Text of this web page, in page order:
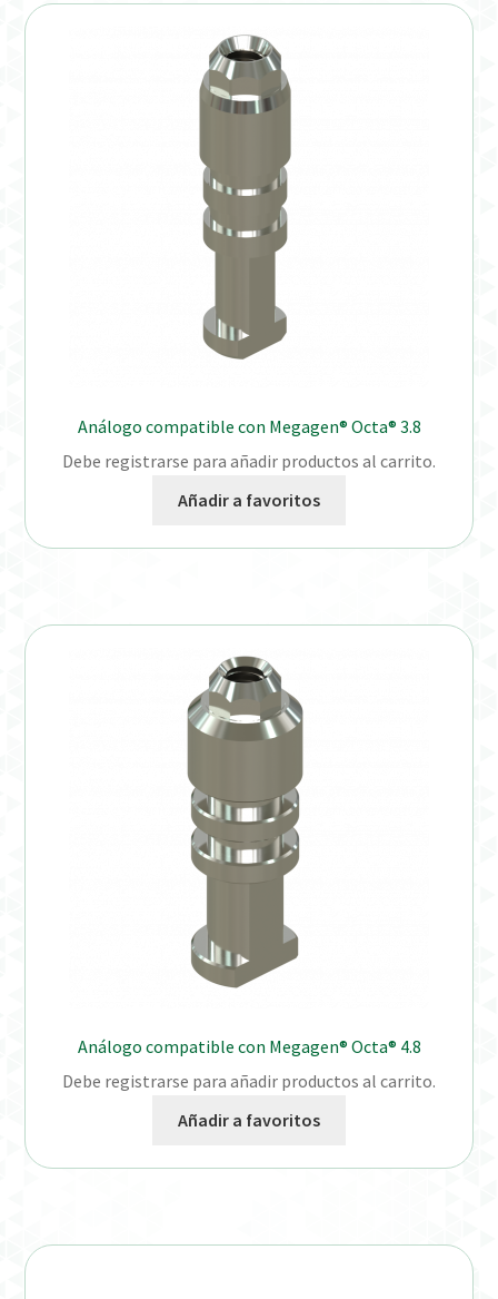
Distribuidores
Instrucciones de uso (ESP)
Instructions for Use (ENG)
Productos Favoritos
Verification Required
Análogo compatible con Megagen® Octa® 3.8
Debe registrarse para añadir productos al carrito.
Añadir a favoritos
Análogo compatible con Megagen® Octa® 4.8
Debe registrarse para añadir productos al carrito.
Añadir a favoritos